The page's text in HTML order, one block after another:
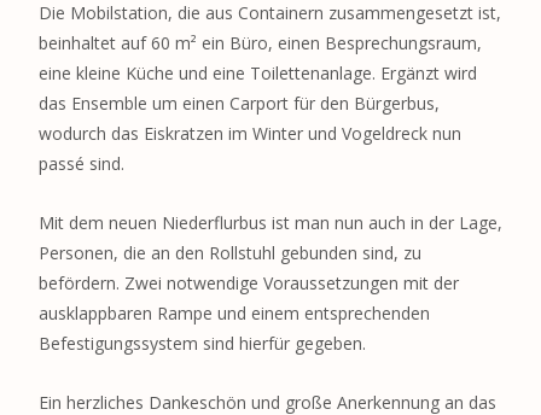
Die Mobilstation, die aus Containern zusammengesetzt ist,
beinhaltet auf 60 m² ein Büro, einen Besprechungsraum,
eine kleine Küche und eine Toilettenanlage. Ergänzt wird
das Ensemble um einen Carport für den Bürgerbus,
wodurch das Eiskratzen im Winter und Vogeldreck nun
passé sind.
Mit dem neuen Niederflurbus ist man nun auch in der Lage,
Personen, die an den Rollstuhl gebunden sind, zu
befördern. Zwei notwendige Voraussetzungen mit der
ausklappbaren Rampe und einem entsprechenden
Befestigungssystem sind hierfür gegeben.
Ein herzliches Dankeschön und große Anerkennung an das